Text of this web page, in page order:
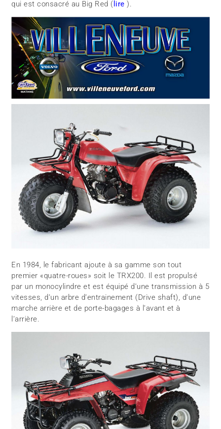
qui est consacré au Big Red ( lire ).
En 1984, le fabricant ajoute à sa gamme son tout
premier «quatre-roues» soit le TRX200. Il est propulsé
par un monocylindre et est équipé d’une transmission à 5
vitesses, d’un arbre d’entrainement (Drive shaft), d’une
marche arrière et de porte-bagages à l’avant et à
l’arrière.